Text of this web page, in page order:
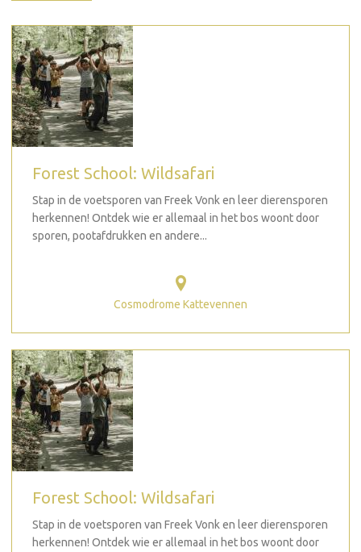
Forest School: Wildsafari
Stap in de voetsporen van Freek Vonk en leer dierensporen
herkennen! Ontdek wie er allemaal in het bos woont door
sporen, pootafdrukken en andere...
Cosmodrome Kattevennen
Forest School: Wildsafari
Stap in de voetsporen van Freek Vonk en leer dierensporen
herkennen! Ontdek wie er allemaal in het bos woont door